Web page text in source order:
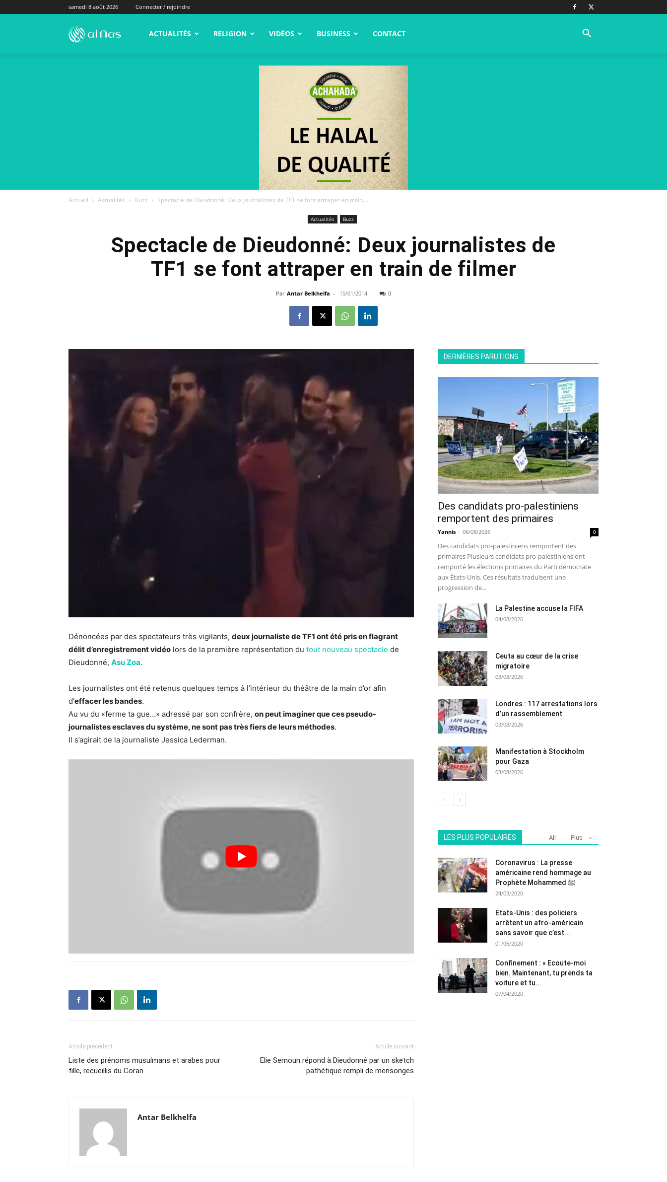
samedi 8 août 2026 Connecter / rejoindre
alNas.fr ACTUALITÉS RELIGION VIDÉOS BUSINESS CONTACT
Accueil Actualités Buzz Spectacle de Dieudonné: Deux journalistes de TF1 se font attraper en train...
Actualités Buzz
Spectacle de Dieudonné: Deux journalistes de
TF1 se font attraper en train de filmer
Par Antar Belkhelfa - 15/01/2014 0
Dénoncées par des spectateurs très vigilants, deux journaliste de TF1 ont été pris en flagrant
délit d’enregistrement vidéo lors de la première représentation du tout nouveau spectacle de
Dieudonné, Asu Zoa.
Les journalistes ont été retenus quelques temps à l’intérieur du théâtre de la main d’or afin
d’effacer les bandes.
Au vu du «ferme ta gue…» adressé par son confrère, on peut imaginer que ces pseudo-
journalistes esclaves du système, ne sont pas très fiers de leurs méthodes.
Il s’agirait de la journaliste Jessica Lederman.
Article précédent
Liste des prénoms musulmans et arabes pour
fille, recueillis du Coran
Article suivant
Elie Semoun répond à Dieudonné par un sketch
pathétique rempli de mensonges
Antar Belkhelfa
DERNIÈRES PARUTIONS
Des candidats pro-palestiniens
remportent des primaires
Yannis - 06/08/2026 0
Des candidats pro-palestiniens remportent des
primaires Plusieurs candidats pro-palestiniens ont
remporté les élections primaires du Parti démocrate
aux États-Unis. Ces résultats traduisent une
progression de...
La Palestine accuse la FIFA
04/08/2026
Ceuta au cœur de la crise
migratoire
03/08/2026
Londres : 117 arrestations lors
d’un rassemblement
03/08/2026
Manifestation à Stockholm
pour Gaza
03/08/2026
LES PLUS POPULAIRES All Plus
Coronavirus : La presse
américaine rend hommage au
Prophète Mohammed ﷺ
24/03/2020
Etats-Unis : des policiers
arrêtent un afro-américain
sans savoir que c’est...
01/06/2020
Confinement : « Ecoute-moi
bien. Maintenant, tu prends ta
voiture et tu...
07/04/2020